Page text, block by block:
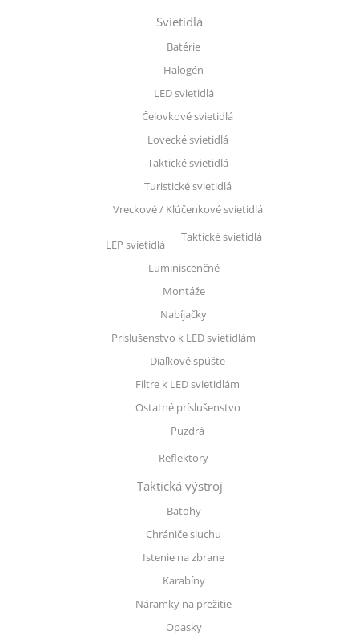
Svietidlá
Batérie
Halogén
LED svietidlá
Čelovkové svietidlá
Lovecké svietidlá
Taktické svietidlá
Turistické svietidlá
Vreckové / Kľúčenkové svietidlá
LEP svietidlá
Taktické svietidlá
Luminiscenčné
Montáže
Nabíjačky
Príslušenstvo k LED svietidlám
Diaľkové spúšte
Filtre k LED svietidlám
Ostatné príslušenstvo
Puzdrá
Reflektory
Taktická výstroj
Batohy
Chrániče sluchu
Istenie na zbrane
Karabíny
Náramky na prežitie
Opasky